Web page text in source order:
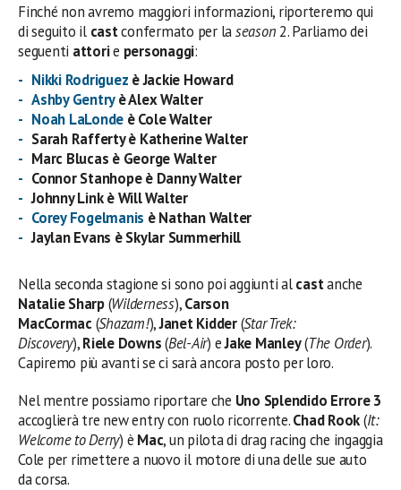
Finché non avremo maggiori informazioni, riporteremo qui
di seguito il castconfermato per laseason2. Parliamo dei
seguenti attorie personaggi:
Nikki Rodriguez è Jackie Howard
Ashby Gentryè Alex Walter
Noah LaLonde è Cole Walter
Sarah Rafferty è Katherine Walter
Marc Blucas è George Walter
Connor Stanhope è Danny Walter
Johnny Link è Will Walter
Corey Fogelmanis è Nathan Walter
Jaylan Evans è Skylar Summerhill
Nella seconda stagione si sono poi aggiunti alcastanche
Natalie Sharp(Wilderness),Carson
MacCormac (Shazam!),Janet Kidder(Star Trek:
Discovery),Riele Downs(Bel-Air) eJake Manley(The Order).
Capiremo più avanti se ci sarà ancora posto per loro.
Nel mentre possiamo riportare che Uno Splendido Errore 3
accoglierà tre new entry con ruolo ricorrente.Chad Rook(It:
Welcome to Derry) è Mac, un pilota di drag racing che ingaggia
Cole per rimettere a nuovo il motore di una delle sue auto
da corsa.